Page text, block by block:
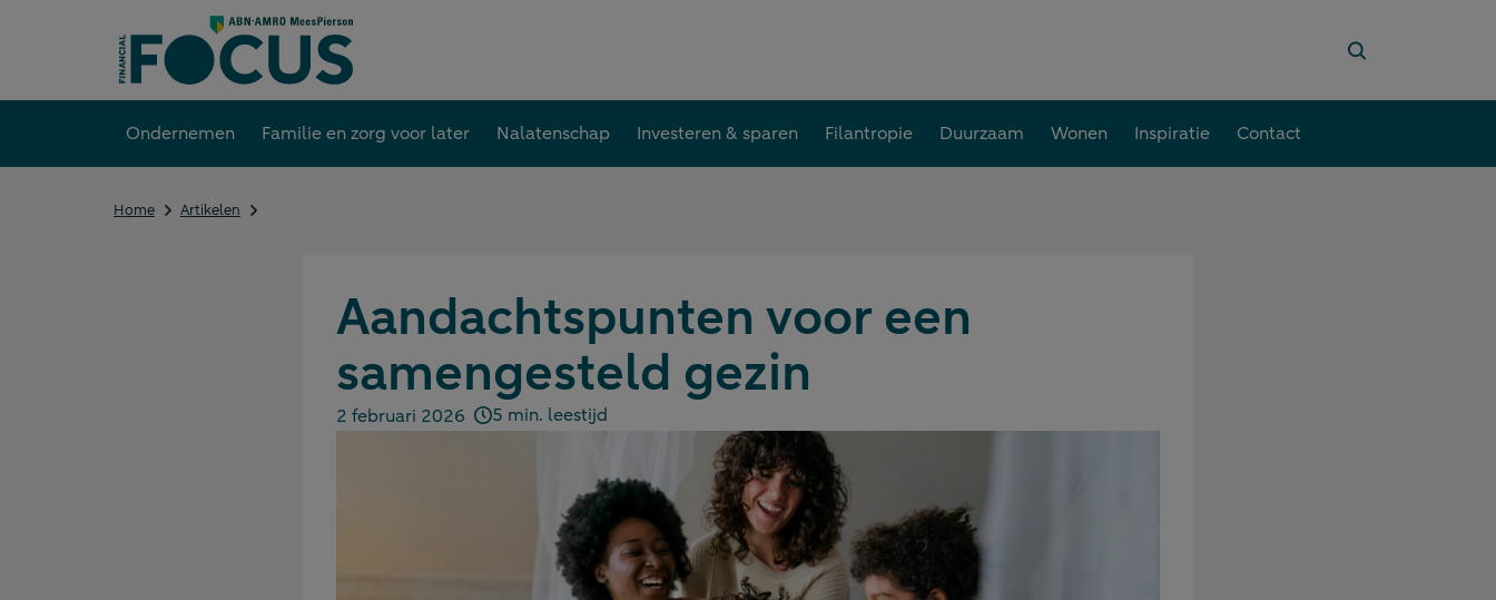
Ondernemen Familie en zorg voor later Nalatenschap Investeren & sparen Filantropie Duurzaam Wonen Inspiratie Contact
Home Artikelen
Aandachtspunten voor een
samengesteld gezin
Gepubliceerd op:
2 februari 2026 5 min. leestijd